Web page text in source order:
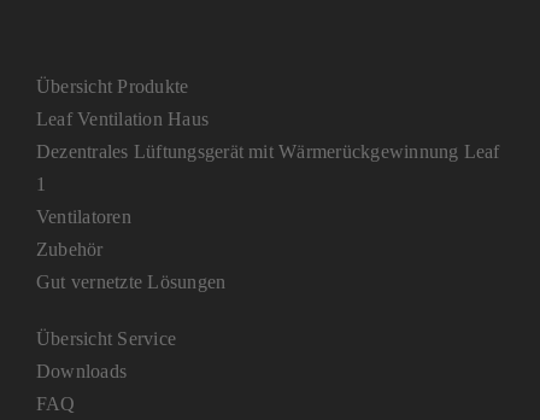
Übersicht Produkte
Leaf Ventilation Haus
Dezentrales Lüftungsgerät mit Wärmerückgewinnung Leaf
1
Ventilatoren
Zubehör
Gut vernetzte Lösungen
Übersicht Service
Downloads
FAQ